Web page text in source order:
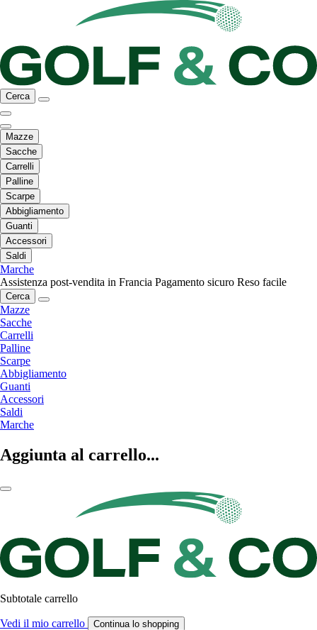
Cerca
Mazze
Sacche
Carrelli
Palline
Scarpe
Abbigliamento
Guanti
Accessori
Saldi
Marche
Assistenza post-vendita in Francia Pagamento sicuro Reso facile
Cerca
Mazze
Sacche
Carrelli
Palline
Scarpe
Abbigliamento
Guanti
Accessori
Saldi
Marche
Aggiunta al carrello...
Subtotale carrello
Vedi il mio carrello Continua lo shopping